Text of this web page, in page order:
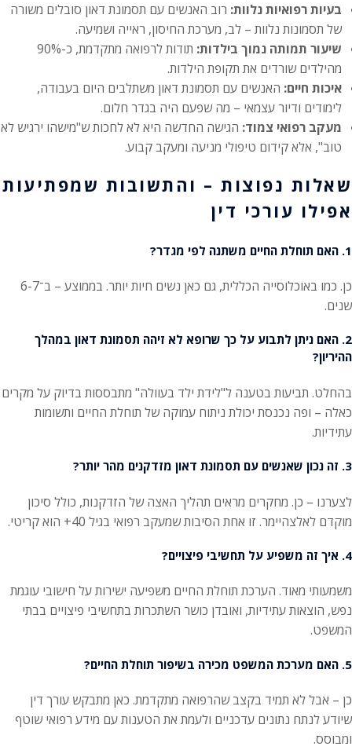
בעיות רפואיות נלוות: רוב האנשים עם תסמונת דאון סובלים משורה
של תסמונות נלוות – לב, מערכת החיסון, ראייה ושמיעה.
שיעור תמותה נמוך בילדות:
תודות לרפואה מתקדמת, כ-90%
מהילדים שורדים את תקופת הילדות.
איכות חיים: האנשים עם תסמונת דאון משתלבים היום בעבודה,
לימודים ודיור עצמאי – מה שפעם היה בגדר חלום.
מעקב רפואי צמוד: הגישה החדשה היא לא לחכות ש"מישהו ירגיש לא
טוב", אלא קידום טיפולי מניעה ומעקב קבוע.
שאלות נפוצות – והתשובות שמפתיעות
אפילו עורכי דין
1. האם תוחלת החיים משתנה לפי מגדר?
כן. כמו באוכלוסייה הכללית, גם כאן נשים חיות יותר. בממוצע – ב־6-7
שנים.
2. האם ניתן לתבוע על כך שרופא לא זיהה תסמונת דאון במהלך
ההיריון?
בהחלט. תביעות בטענה ל"לידת ילד בעוולה" מתבססות בדיוק על מקרים
כאלה – ופה נכנסת יכולת ניתוח עמוקה של תוחלת החיים ותשומות
עתידיות.
3. זה נכון שאנשים עם תסמונת דאון מזדקנים מהר יותר?
לצערנו – כן. מחקרים מראים תהליך האצה של הזדקנות, כולל סיכון
מוקדם לאלצהיימר. זו אחת הסיבות שמעקב רפואי בגיל 40+ הוא קריטי.
4. איך זה משפיע על תחשיבי פיצויים?
משמעותי מאוד. הערכת תוחלת החיים משפיעה ישירות על חישובי עוגמת
נפש, הוצאות עתידיות, ואובדן כושר השתכרות בתחשיבי פיצויים בבתי
המשפט.
5. האם מערכת המשפט מכירה בשיפור תוחלת החיים?
כן – אבל לא תמיד בקצב שהרפואה מתקדמת. כאן מתבקש עורך דין
שיודע לנתח נתונים עדכניים ולעמת את הטענות עם מידע רפואי שוטף
ומבוסס.